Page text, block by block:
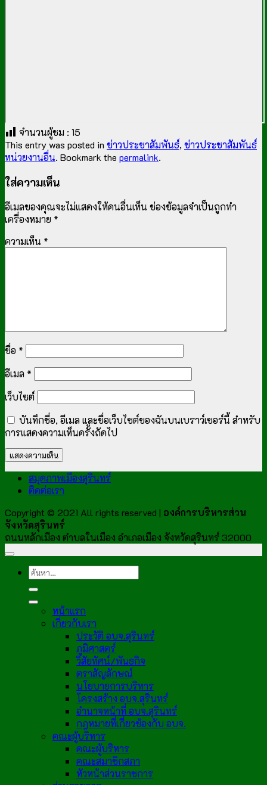
จำนวนผู้ชม : 15
This entry was posted in ข่าวประชาสัมพันธ์, ข่าวประชาสัมพันธ์
หน่วยงานอื่น. Bookmark the permalink.
ใส่ความเห็น
อีเมลของคุณจะไม่แสดงให้คนอื่นเห็น ช่องข้อมูลจำเป็นถูกทำ
เครื่องหมาย *
ความเห็น *
ชื่อ *
อีเมล *
เว็บไซต์
บันทึกชื่อ, อีเมล และชื่อเว็บไซต์ของฉันบนเบราว์เซอร์นี้ สำหรับ
การแสดงความเห็นครั้งถัดไป
สมุดภาพเมืองสุรินทร์
ติดต่อเรา
Copyright © 2021 All rights reserved | องค์การบริหารส่วน
จังหวัดสุรินทร์
ถนนหลักเมือง ตำบลในเมือง อำเภอเมือง จังหวัดสุรินทร์ 32000
หน้าแรก
เกี่ยวกับเรา
ประวัติ อบจ.สุรินทร์
ภูมิศาสตร์
วิสัยทัศน์/พันธกิจ
ตราสัญลักษณ์
นโยบายการบริหาร
โครงสร้าง อบจ.สุรินทร์
อำนาจหน้าที่ อบจ.สุรินทร์
กฎหมายที่เกี่ยวข้องกับ อบจ.
คณะผู้บริหาร
คณะผู้บริหาร
คณะสมาชิกสภา
หัวหน้าส่วนราชการ